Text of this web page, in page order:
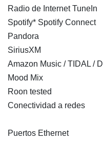
Radio de Internet TuneIn
Spotify* Spotify Connect
Pandora
SiriusXM
Amazon Music / TIDAL /
Mood Mix
Roon tested
Conectividad a redes
Puertos Ethernet